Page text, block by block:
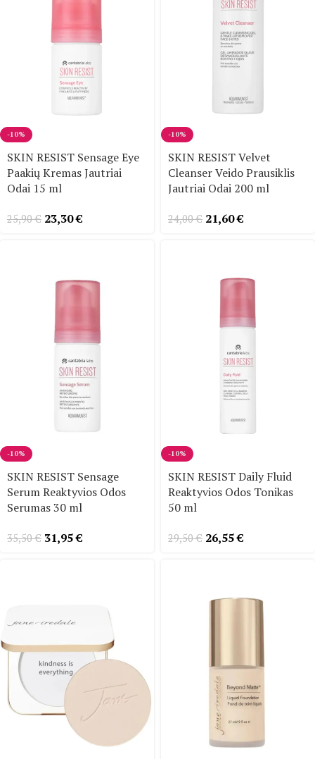
-10%
SKIN RESIST Sensage Eye
Paakių Kremas Jautriai
Odai 15 ml
25,90€ 23,30€
-10%
SKIN RESIST Velvet
Cleanser Veido Prausiklis
Jautriai Odai 200 ml
24,00€ 21,60€
-10%
SKIN RESIST Sensage
Serum Reaktyvios Odos
Serumas 30 ml
35,50€ 31,95€
-10%
SKIN RESIST Daily Fluid
Reaktyvios Odos Tonikas
50 ml
29,50€ 26,55€